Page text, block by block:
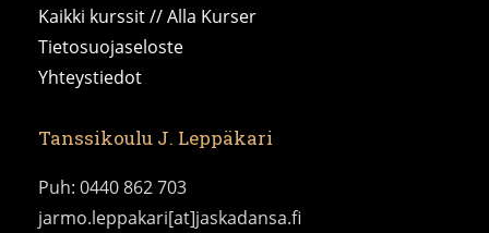
Kaikki kurssit // Alla Kurser
Tietosuojaseloste
Yhteystiedot
Tanssikoulu J. Leppäkari
Puh: 0440 862 703
jarmo.leppakari[at]jaskadansa.fi